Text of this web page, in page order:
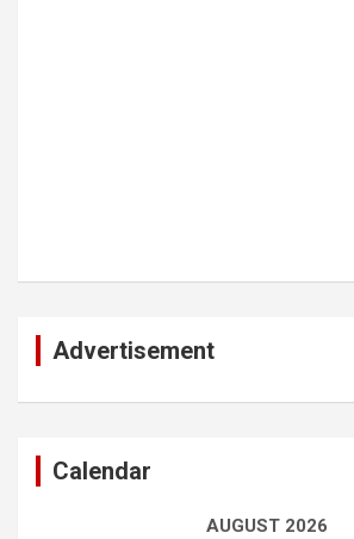
Advertisement
Calendar
AUGUST 2026